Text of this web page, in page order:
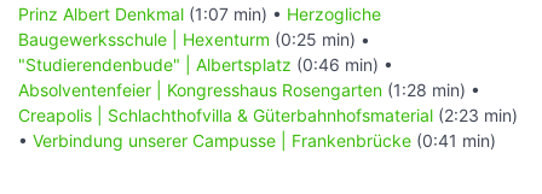
Prinz Albert Denkmal (1:07 min) • Herzogliche
Baugewerksschule | Hexenturm (0:25 min) •
"Studierendenbude" | Albertsplatz (0:46 min) •
Absolventenfeier | Kongresshaus Rosengarten (1:28 min) •
Creapolis | Schlachthofvilla & Güterbahnhofsmaterial (2:23 min)
• Verbindung unserer Campusse | Frankenbrücke (0:41 min)